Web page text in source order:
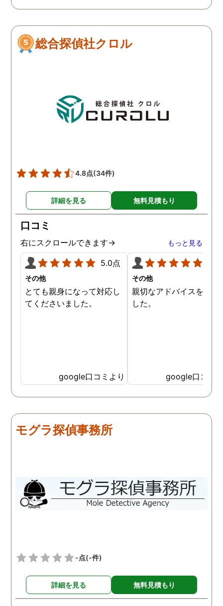
で、再度、調査をお願いさ
度、自分でも行動パターン
の把握をしていましたが、
ズでした。 とくに、急なお
願いの時に人員を手配して
頂き、ホテルからの証拠を
後の事についてアドバイス
を頂いて、とても信頼出来
る探偵事務所さんだと、あ
らためて思いました。 事務
所の皆様にお世話になった
ので、クチコミの方書かせ
ていただきます。ありがと
うございました。
総合探偵社クロル
4.8点(34件)
詳細を見る 無料見積もり
口コミ
右にスクロールできます→ もっと見る
5.0点
その他
とても親身になって対応し
てくださいました。
google口コミより
その他
親切なアドバイスを頂き
した。
google口コミ
モグラ探偵事務所
-点(-件)
詳細を見る 無料見積もり